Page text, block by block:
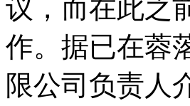
议，而在此之
作。据已在蓉
限公司负责人